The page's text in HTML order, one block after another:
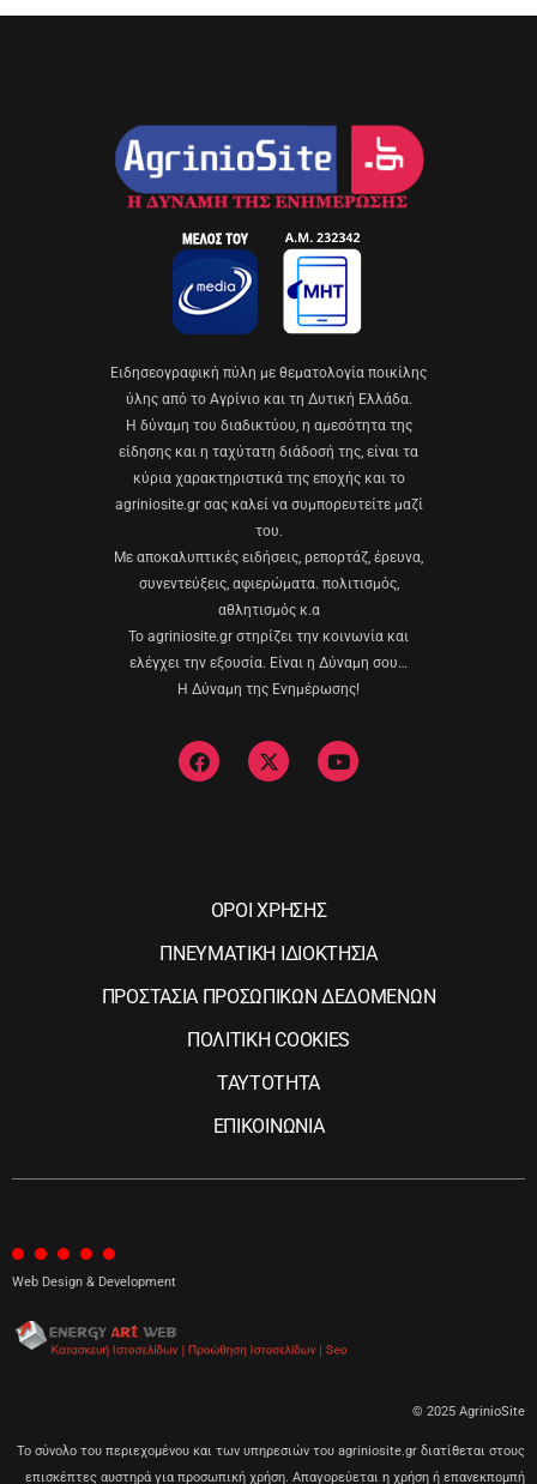
Eιδησεογραφική πύλη με θεματολογία ποικίλης
ύλης από το Αγρίνιο και τη Δυτική Ελλάδα.
Η δύναμη του διαδικτύου, η αμεσότητα της
είδησης και η ταχύτατη διάδοσή της, είναι τα
κύρια χαρακτηριστικά της εποχής και το
agriniosite.gr σας καλεί να συμπορευτείτε μαζί
του.
Με αποκαλυπτικές ειδήσεις, ρεπορτάζ, έρευνα,
συνεντεύξεις, αφιερώματα. πολιτισμός,
αθλητισμός κ.α
Το agriniosite.gr στηρίζει την κοινωνία και
ελέγχει την εξουσία. Είναι η Δύναμη σου…
Η Δύναμη της Ενημέρωσης!
ΟΡΟΙ ΧΡΗΣΗΣ
ΠΝΕΥΜΑΤΙΚΗ ΙΔΙΟΚΤΗΣΙΑ
ΠΡΟΣΤΑΣΙΑ ΠΡΟΣΩΠΙΚΩΝ ΔΕΔΟΜΕΝΩΝ
ΠΟΛΙΤΙΚΗ COOKIES
ΤΑΥΤΟΤΗΤΑ
ΕΠΙΚΟΙΝΩΝΙΑ
Web Design & Development
© 2025 AgrinioSite
Το σύνολο του περιεχομένου και των υπηρεσιών του agriniosite.gr διατίθεται στους
επισκέπτες αυστηρά για προσωπική χρήση. Απαγορεύεται η χρήση ή επανεκπομπή